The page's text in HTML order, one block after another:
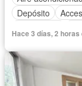
Depósito
Gas natural
Seguridad
Hace 3 días, 2